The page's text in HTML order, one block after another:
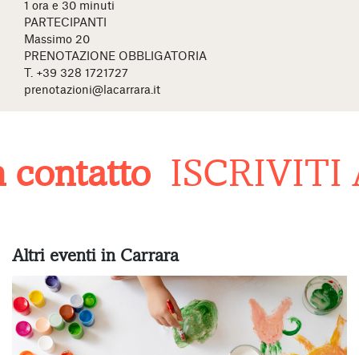
1 ora e 30 minuti
PARTECIPANTI
Massimo 20
PRENOTAZIONE OBBLIGATORIA
T. +39 328 1721727
prenotazioni@lacarrara.it
ISCRIVITI
Altri eventi in Carrara